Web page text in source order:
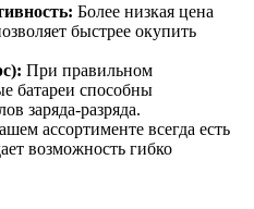
Более низкая цена
быстрее окупить
При правильном
батареи способны
заряда-разряда.
ассортименте всегда есть
возможность гибко